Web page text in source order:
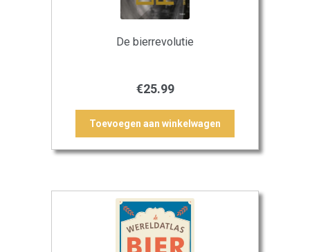
De bierrevolutie
€25.99
Toevoegen aan winkelwagen